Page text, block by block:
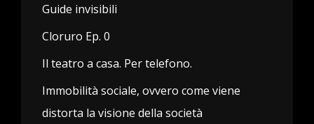
Guide invisibili
Cloruro Ep. 0
Il teatro a casa. Per telefono.
Immobilità sociale, ovvero come viene
distorta la visione della società